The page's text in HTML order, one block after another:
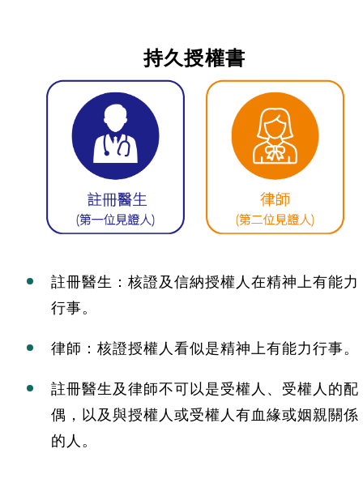
持久授權書
註冊醫生：核證及信納授權人在精神上有能力
行事。
律師：核證授權人看似是精神上有能力行事。
註冊醫生及律師不可以是受權人、受權人的配
偶，以及與授權人或受權人有血緣或姻親關係
的人。